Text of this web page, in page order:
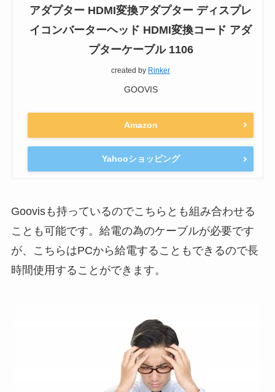
アダプター HDMI変換アダプター ディスプレ
イコンバーターヘッド HDMI変換コード アダ
プターケーブル 1106
created by Rinker
GOOVIS
Amazon
Yahooショッピング
Goovisも持っているのでこちらとも組み合わせる
ことも可能です。給電の為のケーブルが必要です
が、こちらはPCから給電することもできるので長
時間使用することができます。